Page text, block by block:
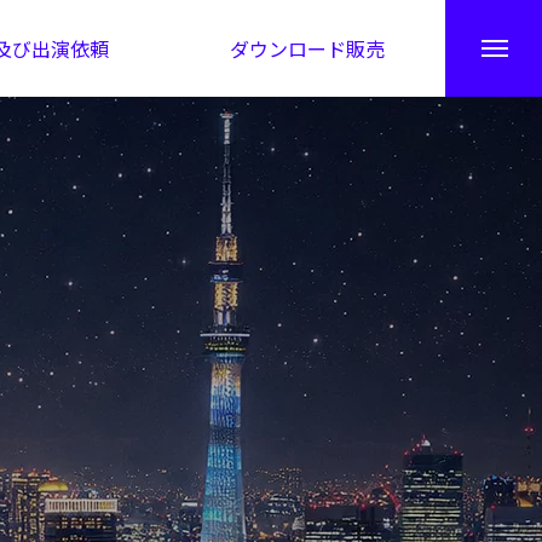
び出演依頼 ダウンロード販売
秘伝公開！吉凶カレンダー